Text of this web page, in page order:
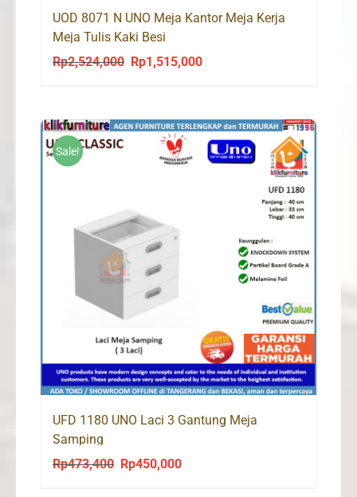
UOD 8071 N UNO Meja Kantor Meja Kerja
Meja Tulis Kaki Besi
Rp2,524,000
Original
Rp2,524,000.
Rp1,515,000Current
Rp1,515,000.
Sale!
UFD 1180 UNO Laci 3 Gantung Meja
Samping
Rp473,400
Original
Rp450,000Current